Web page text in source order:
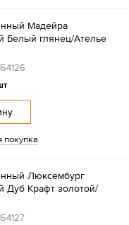
Мадейра
Белый глянец/Ателье
покупка
Люксембург
Дуб Крафт золотой/